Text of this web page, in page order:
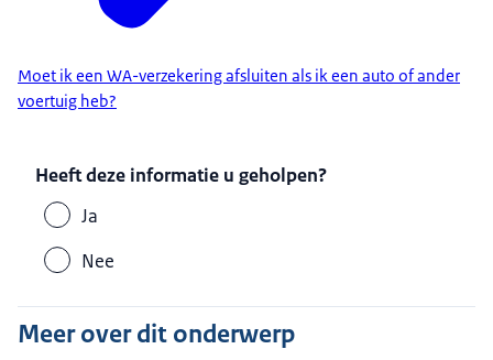
Moet ik een WA-verzekering afsluiten als ik een auto of ander
voertuig heb?
Heeft deze informatie u geholpen?
Ja
Nee
Meer over dit onderwerp